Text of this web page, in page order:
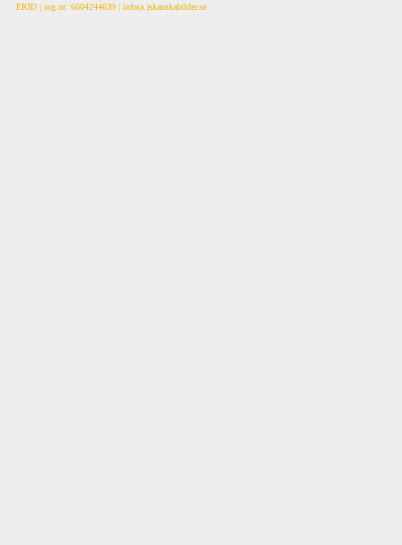
EKID | org.nr: 6604244639 | info(a.)skanskabilder.se